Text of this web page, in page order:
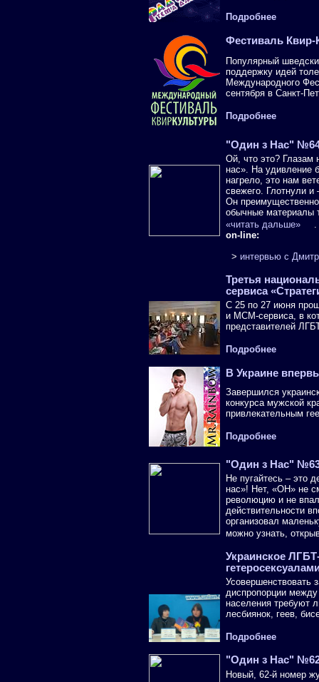
Подробнее
Фестиваль Квир-
Популярный
поддержку идей
Международного
сентября в Санкт-
Подробнее
"Один з Нас"
Ой, что это?
нас». На удивление
нагрело, это нам
свежего. Глотнули
Он
обычные материалы
«читать дальше»
.
on-line:
> интервью с
Третья
сервиса
C 25 по 27 июня
и МСМ-сервиса, в
представителей
Подробнее
В Украине
Завершился
конкурса мужской
привлекательным
Подробнее
"Один з Нас"
Не пугайтесь – это
нас»! Нет, «ОН» не
революцию и не
действительности
организовал
можно узнать,
Украинское
Усовершенствовать
диспропорции между
населения требуют
лесбиянок, геев,
Подробнее
"Один з Нас"
Новый, 62-й номер